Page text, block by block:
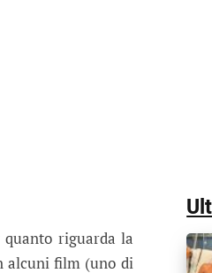
riguarda la
alcuni film (uno di